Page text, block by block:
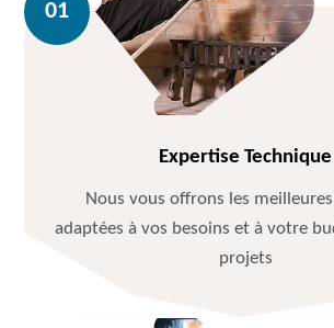
Expertise Technique
Nous vous offrons les
adaptées à vos besoins et à votre
projets